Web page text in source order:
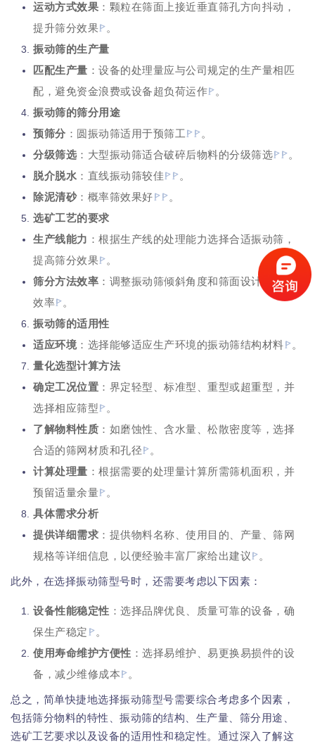
运动方式效果 ：颗粒在筛面上接近垂直筛孔方向抖动，
提升筛分效果
。
振动筛的生产量
匹配生产量 ：设备的处理量应与公司规定的生产量相匹
配，避免资金浪费或设备超负荷运作
。
振动筛的筛分用途
预筛分 ：圆振动筛适用于预筛工
。
分级筛选 ：大型振动筛适合破碎后物料的分级筛选
。
脱介脱水 ：直线振动筛较佳
。
除泥清砂：概率筛效果好
。
选矿工艺的要求
生产线能力 ：根据生产线的处理能力选择合适振动筛，
提高筛分效果
。
筛分方法效率 ：调整振动筛倾斜角度和筛面设计以优化
效率
。
振动筛的适用性
适应环境：选择能够适应生产环境的振动筛结构材料
。
量化选型计算方法
确定工况位置 ：界定轻型、标准型、重型或超重型，并
选择相应筛型
。
了解物料性质 ：如磨蚀性、含水量、松散密度等，选择
合适的筛网材质和孔径
。
计算处理量 ：根据需要的处理量计算所需筛机面积，并
预留适量余量
。
具体需求分析
提供详细需求 ：提供物料名称、使用目的、产量、筛网
规格等详细信息，以便经验丰富厂家给出建议
。
此外，在选择振动筛型号时，还需要考虑以下因素：
设备性能稳定性 ：选择品牌优良、质量可靠的设备，确
保生产稳定
。
使用寿命维护方便性 ：选择易维护、易更换易损件的设
备，减少维修成本
。
总之，简单快捷地选择振动筛型号需要综合考虑多个因素，
包括筛分物料的特性、振动筛的结构、生产量、筛分用途、
选矿工艺要求以及设备的适用性和稳定性。通过深入了解这